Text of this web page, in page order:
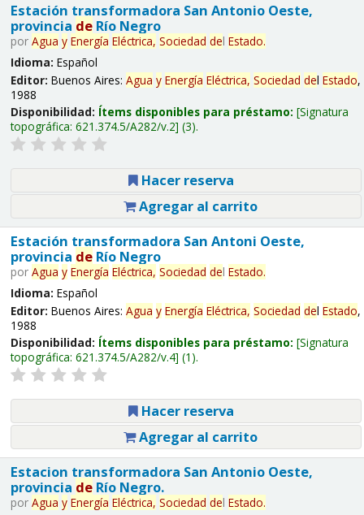
Estación transformadora San Antonio Oeste,
provincia deRío Negro
por Agua y Energía Eléctrica, Sociedad del Estado.
Idioma: Español
Editor: Buenos Aires: Agua y Energía Eléctrica, Sociedad del Estado,
1988
Disponibilidad: Ítems disponibles para préstamo: Signatura
topográfica: 621.374.5/A282/v.2 (3).
Hacer reserva
Agregar al carrito
Estación transformadora San Antoni Oeste,
provincia deRío Negro
por Agua y Energía Eléctrica, Sociedad del Estado.
Idioma: Español
Editor: Buenos Aires: Agua y Energía Eléctrica, Sociedad del Estado,
1988
Disponibilidad: Ítems disponibles para préstamo: Signatura
topográfica: 621.374.5/A282/v.4 (1).
Hacer reserva
Agregar al carrito
Estacion transformadora San Antonio Oeste,
provincia deRío Negro.
por Agua y Energía Eléctrica, Sociedad del Estado.